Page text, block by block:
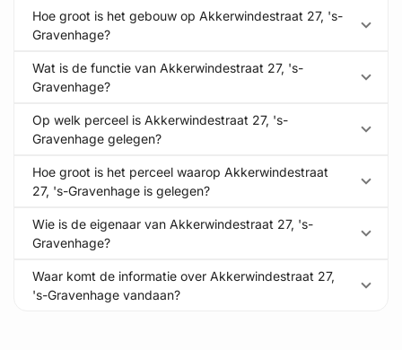
Hoe groot is het gebouw op Akkerwindestraat 27, 's-
Gravenhage?
Wat is de functie van Akkerwindestraat 27, 's-
Gravenhage?
Op welk perceel is Akkerwindestraat 27, 's-
Gravenhage gelegen?
Hoe groot is het perceel waarop Akkerwindestraat
27, 's-Gravenhage is gelegen?
Wie is de eigenaar van Akkerwindestraat 27, 's-
Gravenhage?
Waar komt de informatie over Akkerwindestraat 27,
's-Gravenhage vandaan?